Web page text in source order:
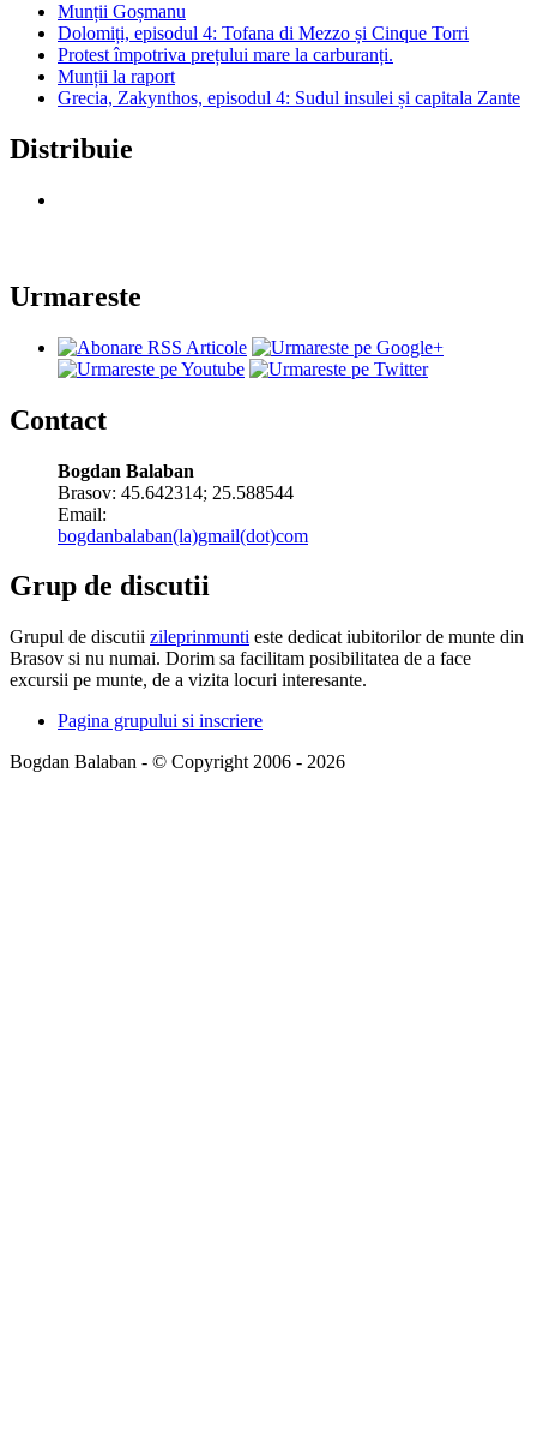
Munții Goșmanu
Dolomiți, episodul 4: Tofana di Mezzo și Cinque Torri
Protest împotriva prețului mare la carburanți.
Munții la raport
Grecia, Zakynthos, episodul 4: Sudul insulei și capitala Zante
Distribuie
Urmareste
Contact
Bogdan Balaban
Brasov: 45.642314; 25.588544
Email:
bogdanbalaban(la)gmail(dot)com
Grup de discutii
Grupul de discutii zileprinmunti este dedicat iubitorilor de munte din
Brasov si nu numai. Dorim sa facilitam posibilitatea de a face
excursii pe munte, de a vizita locuri interesante.
Pagina grupului si inscriere
Bogdan Balaban - © Copyright 2006 - 2026